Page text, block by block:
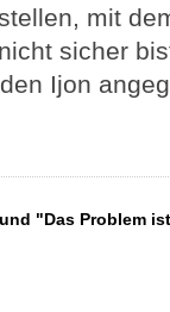
mit
sicher
Ijon
"Das Problem